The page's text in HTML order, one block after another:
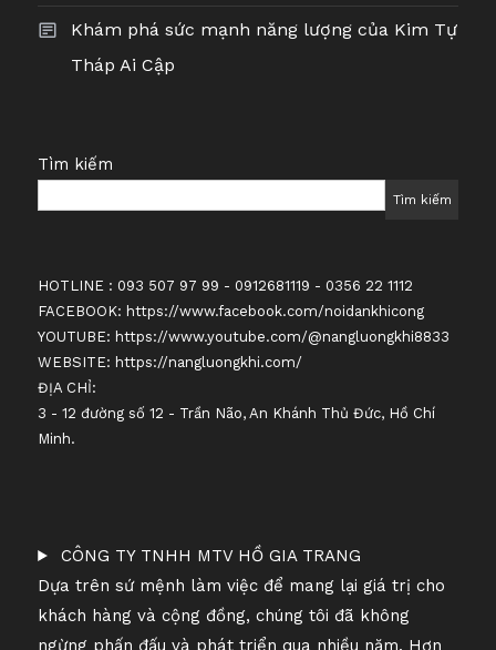
Khám phá sức mạnh năng lượng của Kim Tự
Tháp Ai Cập
Tìm kiếm
Tìm kiếm
HOTLINE : 093 507 97 99 - 0912681119 - 0356 22 1112
FACEBOOK: https://www.facebook.com/noidankhicong
YOUTUBE: https://www.youtube.com/@nangluongkhi8833
WEBSITE: https://nangluongkhi.com/
ĐỊA CHỈ:
3 - 12 đường số 12 - Trần Não, An Khánh Thủ Đức, Hồ Chí
Minh.
CÔNG TY TNHH MTV HỒ GIA TRANG
Dựa trên sứ mệnh làm việc để mang lại giá trị cho
khách hàng và cộng đồng, chúng tôi đã không
ngừng phấn đấu và phát triển qua nhiều năm. Hơn